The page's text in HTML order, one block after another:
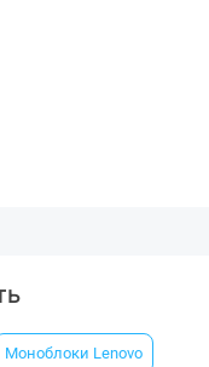
Моноблоки Lenovo